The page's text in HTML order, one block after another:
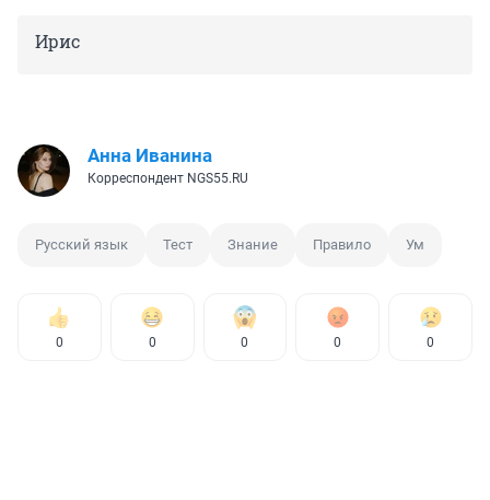
Ирис
Анна Иванина
Корреспондент NGS55.RU
Русский язык Тест Знание Правило Ум
0 0 0 0 0